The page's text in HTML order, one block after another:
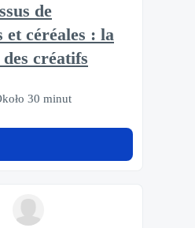
de
et céréales : la
créatifs
30 minut